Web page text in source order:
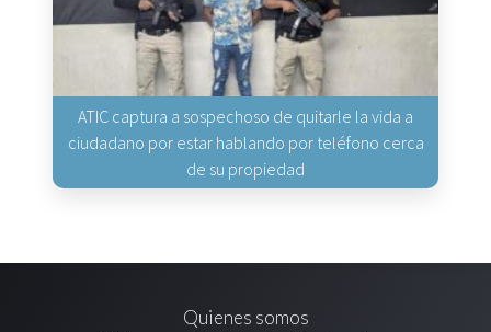
ATIC captura a sospechoso de quitarle la vida a
ciudadano por estar hablando por teléfono cerca
de su propiedad
Quienes somos